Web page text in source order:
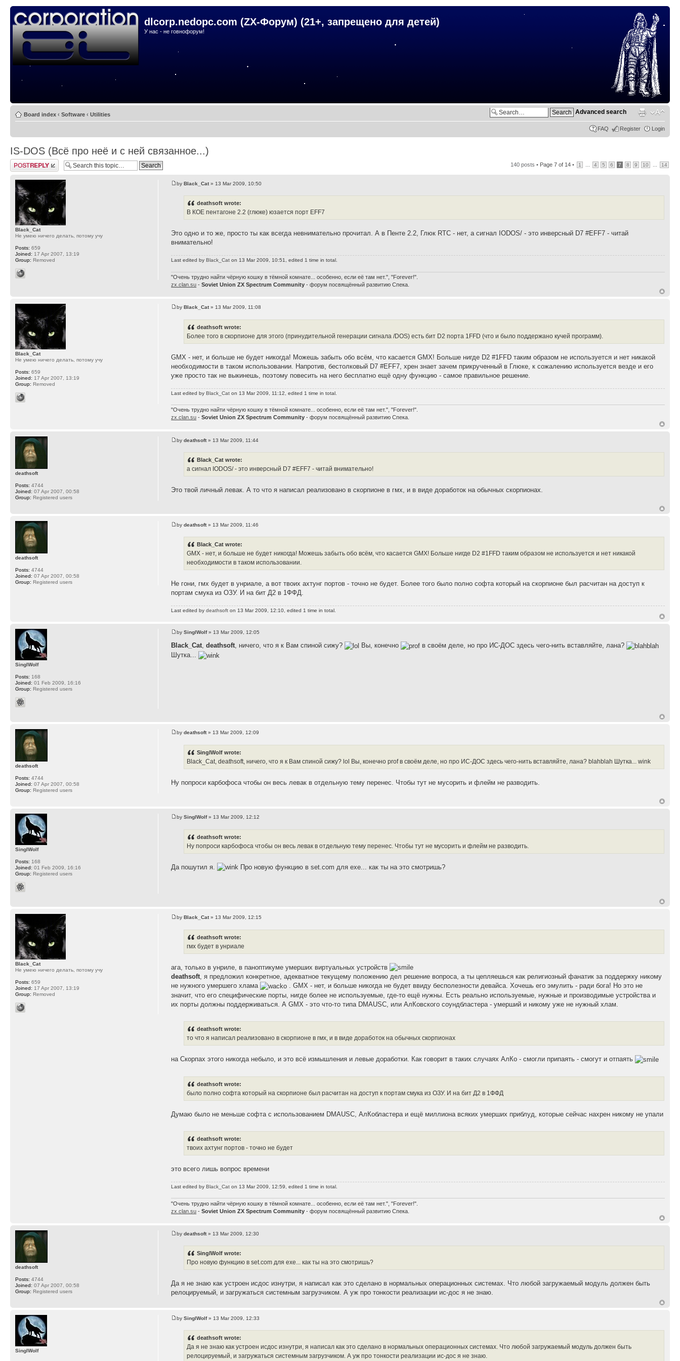
dlcorp.nedopc.com (ZX-Форум) (21+, запрещено для детей)
У нас - не говнофорум!
Board index ‹ Software ‹ Utilities Advanced search
FAQ Register Login
IS-DOS (Всё про неё и с ней связанное...)
Post a reply 140 posts • Page 7 of 14 • 1 4 5 6 7 8 9 10 14
byBlack_Cat» 13 Mar 2009, 10:50
deathsoft wrote:
В КОЕ пентагоне 2.2 (глюке) юзается порт EFF7
Это одно и то же, просто ты как всегда невнимательно прочитал. А в Пенте 2.2, Глюк RTC - нет, а сигнал IODOS/ - это инверсный D7 #EFF7 - читай
внимательно!
Last edited byBlack_Cat on 13 Mar 2009, 10:51, edited 1 time in total.
"Очень трудно найти чёрную кошку в тёмной комнате... особенно, если её там нет.", "Forever!".
zx.clan.su -Soviet Union ZX Spectrum Community - форум посвящённый развитию Спека.
Black_Cat
Не умею ничего делать, потому учу
Posts: 659
Joined: 17 Apr 2007, 13:19
Group: Removed
by Black_Cat» 13 Mar 2009, 11:08
deathsoft wrote:
Более того в скорпионе для этого (принудительной генерации сигнала /DOS) есть бит D2 порта 1FFD (что и было поддержано кучей программ).
GMX - нет, и больше не будет никогда! Можешь забыть обо всём, что касается GMX! Больше нигде D2 #1FFD таким образом не используется и нет никакой
необходимости в таком использовании. Напротив, бестолковый D7 #EFF7, хрен знает зачем прикрученный в Глюке, к сожалению используется везде и его
уже просто так не выкинешь, поэтому повесить на него бесплатно ещё одну функцию - самое правильное решение.
Last edited byBlack_Cat on 13 Mar 2009, 11:12, edited 1 time in total.
"Очень трудно найти чёрную кошку в тёмной комнате... особенно, если её там нет.", "Forever!".
zx.clan.su -Soviet Union ZX Spectrum Community - форум посвящённый развитию Спека.
Black_Cat
Не умею ничего делать, потому учу
Posts: 659
Joined: 17 Apr 2007, 13:19
Group: Removed
bydeathsoft» 13 Mar 2009, 11:44
Black_Cat wrote:
а сигнал IODOS/ - это инверсный D7 #EFF7 - читай внимательно!
Это твой личный левак. А то что я написал реализовано в скорпионе в гмх, и в виде доработок на обычных скорпионах.
deathsoft
Posts: 4744
Joined: 07 Apr 2007, 00:58
Group: Registered users
bydeathsoft» 13 Mar 2009, 11:46
Black_Cat wrote:
GMX - нет, и больше не будет никогда! Можешь забыть обо всём, что касается GMX! Больше нигде D2 #1FFD таким образом не используется и нет никакой
необходимости в таком использовании.
Не гони, гмх будет в унриале, а вот твоих ахтунг портов - точно не будет. Более того было полно софта который на скорпионе был расчитан на доступ к
портам смука из ОЗУ. И на бит Д2 в 1ФФД.
Last edited bydeathsoft on 13 Mar 2009, 12:10, edited 1 time in total.
deathsoft
Posts: 4744
Joined: 07 Apr 2007, 00:58
Group: Registered users
bySinglWolf» 13 Mar 2009, 12:05
Black_Cat,deathsoft, ничего, что я к Вам спиной сижу? Вы, конечно
в своём деле, но про ИС-ДОС здесь чего-нить вставляйте, лана?
Шутка...
SinglWolf
Posts: 168
Joined: 01 Feb 2009, 16:16
Group: Registered users
bydeathsoft» 13 Mar 2009, 12:09
SinglWolf wrote:
Black_Cat, deathsoft, ничего, что я к Вам спиной сижу? lol Вы, конечно prof в своём деле, но про ИС-ДОС здесь чего-нить вставляйте, лана? blahblah Шутка... wink
Ну попроси карбофоса чтобы он весь левак в отдельную тему перенес. Чтобы тут не мусорить и флейм не разводить.
deathsoft
Posts: 4744
Joined: 07 Apr 2007, 00:58
Group: Registered users
bySinglWolf» 13 Mar 2009, 12:12
deathsoft wrote:
Ну попроси карбофоса чтобы он весь левак в отдельную тему перенес. Чтобы тут не мусорить и флейм не разводить.
Да пошутил я. Про новую функцию в set.com для exe... как ты на это смотришь?
SinglWolf
Posts: 168
Joined: 01 Feb 2009, 16:16
Group: Registered users
by Black_Cat» 13 Mar 2009, 12:15
deathsoft wrote:
гмх будет в унриале
ага, только в унриле, в паноптикуме умерших виртуальных устройств
deathsoft, я предложил конкретное, адекватное текущему положению дел решение вопроса, а ты цепляешься как религиозный фанатик за поддержку никому
не нужного умершего хлама
. GMX - нет, и больше никогда не будет ввиду бесполезности девайса. Хочешь его эмулить - ради бога! Но это не
значит, что его специфические порты, нигде более не используемые, где-то ещё нужны. Есть реально используемые, нужные и производимые устройства и
их порты должны поддерживаться. А GMX - это что-то типа DMAUSC, или АлКовского соундбластера - умерший и никому уже не нужный хлам.
deathsoft wrote:
то что я написал реализовано в скорпионе в гмх, и в виде доработок на обычных скорпионах
на Скорпах этого никогда небыло, и это всё измышления и левые доработки. Как говорит в таких случаях АлКо - смогли припаять - смогут и отпаять
deathsoft wrote:
было полно софта который на скорпионе был расчитан на доступ к портам смука из ОЗУ. И на бит Д2 в 1ФФД
Думаю было не меньше софта с использованием DMAUSC, АлКобластера и ещё миллиона всяких умерших приблуд, которые сейчас нахрен никому не упали
deathsoft wrote:
твоих ахтунг портов - точно не будет
это всего лишь вопрос времени
Last edited byBlack_Cat on 13 Mar 2009, 12:59, edited 1 time in total.
"Очень трудно найти чёрную кошку в тёмной комнате... особенно, если её там нет.", "Forever!".
zx.clan.su -Soviet Union ZX Spectrum Community - форум посвящённый развитию Спека.
Black_Cat
Не умею ничего делать, потому учу
Posts: 659
Joined: 17 Apr 2007, 13:19
Group: Removed
bydeathsoft» 13 Mar 2009, 12:30
SinglWolf wrote:
Про новую функцию в set.com для exe... как ты на это смотришь?
Да я не знаю как устроен исдос изнутри, я написал как это сделано в нормальных операционных системах. Что любой загружаемый модуль должен быть
релоцируемый, и загружаться системным загрузчиком. А уж про тонкости реализации ис-дос я не знаю.
deathsoft
Posts: 4744
Joined: 07 Apr 2007, 00:58
Group: Registered users
bySinglWolf» 13 Mar 2009, 12:33
deathsoft wrote:
Да я не знаю как устроен исдос изнутри, я написал как это сделано в нормальных операционных системах. Что любой загружаемый модуль должен быть
релоцируемый, и загружаться системным загрузчиком. А уж про тонкости реализации ис-дос я не знаю.
SinglWolf